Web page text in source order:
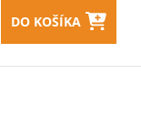
DO KOŠÍKA